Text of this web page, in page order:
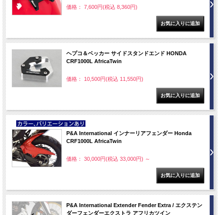
価格： 7,600円(税込 8,360円)
ヘプコ＆ベッカー サイドスタンドエンド HONDA
CRF1000L AfricaTwin
価格： 10,500円(税込 11,550円)
NEW
P&A International インナーリアフェンダー Honda
CRF1000L AfricaTwin
価格： 30,000円(税込 33,000円) ～
P&A International Extender Fender Extra / エクステン
ダーフェンダーエクストラ アフリカツイン